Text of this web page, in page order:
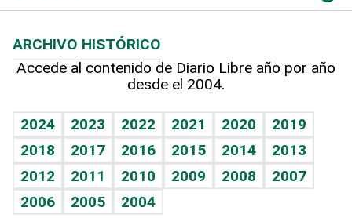
Hablando con el pediatra
Vida y familia
Eñe
Celebrando la vida
Sin complejos
TBT Deportivo
Más firmas
Hecho en casa
Guía del dinero
Cumpleaños
Horóscopos
Crucigramas
ARCHIVO HISTÓRICO
Accede al contenido de Diario Libre año por año
desde el 2004.
2024 2023 2022 2021 2020
2019
2018
2017 2016 2015 2014
2013
2012
2011 2010 2009 2008
2007
2006
2005 2004